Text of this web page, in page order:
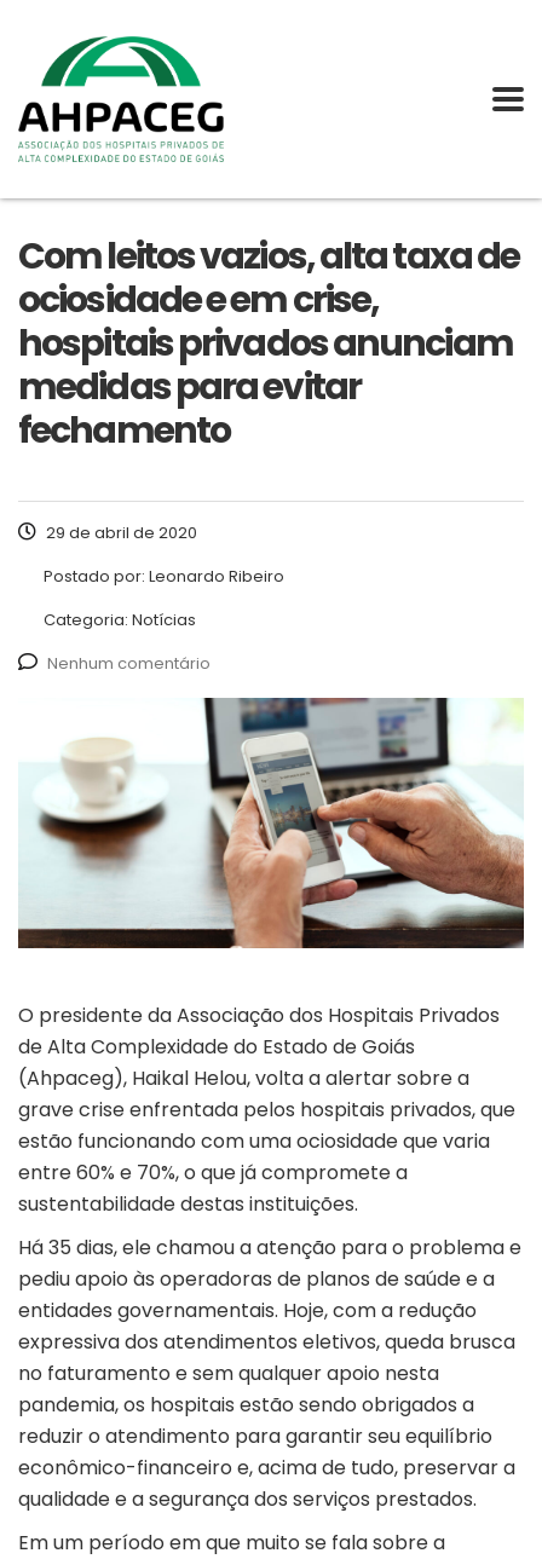
Com leitos vazios, alta taxa de
ociosidade e em crise,
hospitais privados anunciam
medidas para evitar
fechamento
29 de abril de 2020
Postado por: Leonardo Ribeiro
Categoria: Notícias
Nenhum comentário
O presidente da Associação dos Hospitais Privados
de Alta Complexidade do Estado de Goiás
(Ahpaceg), Haikal Helou, volta a alertar sobre a
grave crise enfrentada pelos hospitais privados, que
estão funcionando com uma ociosidade que varia
entre 60% e 70%, o que já compromete a
sustentabilidade destas instituições.
Há 35 dias, ele chamou a atenção para o problema e
pediu apoio às operadoras de planos de saúde e a
entidades governamentais. Hoje, com a redução
expressiva dos atendimentos eletivos, queda brusca
no faturamento e sem qualquer apoio nesta
pandemia, os hospitais estão sendo obrigados a
reduzir o atendimento para garantir seu equilíbrio
econômico-financeiro e, acima de tudo, preservar a
qualidade e a segurança dos serviços prestados.
Em um período em que muito se fala sobre a